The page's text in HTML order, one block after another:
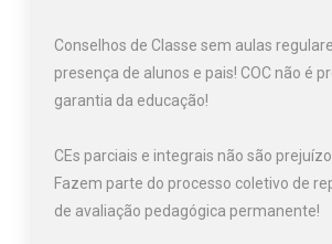
Conselhos de Classe sem aulas
presença de alunos e pais! COC não é
garantia da educação!
CEs parciais e integrais não são
Fazem parte do processo coletivo de
de avaliação pedagógica permanente!